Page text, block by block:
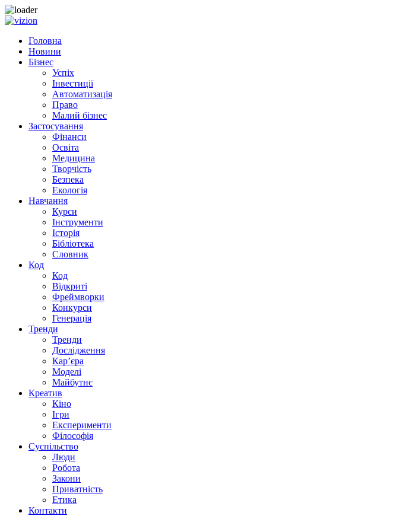
Skip to content
Головна
Новини
Бізнес
Успіх
Інвестиції
Автоматизація
Право
Малий бізнес
Застосування
Фінанси
Освіта
Медицина
Творчість
Безпека
Екологія
Навчання
Курси
Інструменти
Історія
Бібліотека
Словник
Код
Код
Відкриті
Фреймворки
Конкурси
Генерація
Тренди
Тренди
Дослідження
Кар’єра
Моделі
Майбутнє
Креатив
Кіно
Ігри
Експерименти
Філософія
Суспільство
Люди
Робота
Закони
Приватність
Етика
Контакти